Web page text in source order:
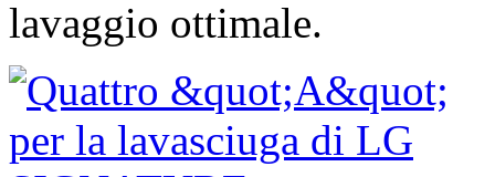
lavaggio ottimale.